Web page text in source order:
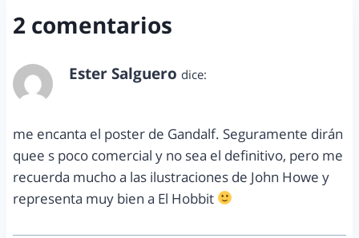
2 comentarios
Ester Salguero dice:
me encanta el poster de Gandalf. Seguramente dirán
quee s poco comercial y no sea el definitivo, pero me
recuerda mucho a las ilustraciones de John Howe y
representa muy bien a El Hobbit